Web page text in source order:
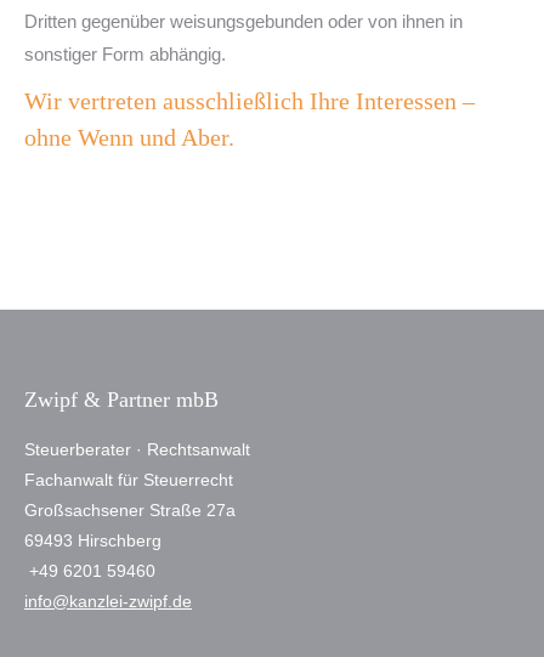
Dritten gegenüber weisungsgebunden oder von ihnen in
sonstiger Form abhängig.
Wir vertreten ausschließlich Ihre Interessen –
ohne Wenn und Aber.
Zwipf & Partner mbB
Steuerberater · Rechtsanwalt
Fachanwalt für Steuerrecht
Großsachsener Straße 27a
69493 Hirschberg
+49 6201 59460
info@kanzlei-zwipf.de